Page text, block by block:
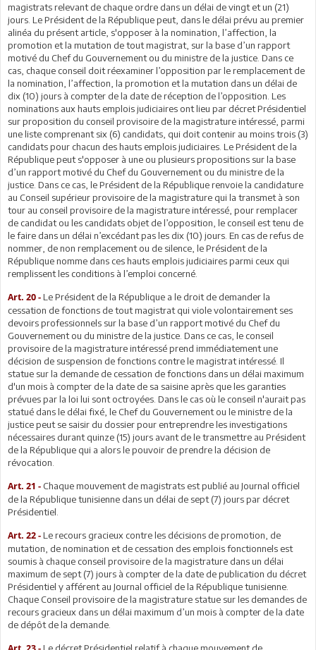
magistrats relevant de chaque ordre dans un délai de vingt et un (21)
jours. Le Président de la République peut, dans le délai prévu au premier
alinéa du présent article, s'opposer à la nomination, l’affection, la
promotion et la mutation de tout magistrat, sur la base d’un rapport
motivé du Chef du Gouvernement ou du ministre de la justice. Dans ce
cas, chaque conseil doit réexaminer l’opposition par le remplacement de
la nomination, l’affection, la promotion et la mutation dans un délai de
dix (10) jours à compter de la date de réception de l’opposition. Les
nominations aux hauts emplois judiciaires ont lieu par décret Présidentiel
sur proposition du conseil provisoire de la magistrature intéressé, parmi
une liste comprenant six (6) candidats, qui doit contenir au moins trois (3)
candidats pour chacun des hauts emplois judiciaires. Le Président de la
République peut s'opposer à une ou plusieurs propositions sur la base
d’un rapport motivé du Chef du Gouvernement ou du ministre de la
justice. Dans ce cas, le Président de la République renvoie la candidature
au Conseil supérieur provisoire de la magistrature qui la transmet à son
tour au conseil provisoire de la magistrature intéressé, pour remplacer
de candidat ou les candidats objet de l’opposition, le conseil est tenu de
le faire dans un délai n’excédant pas les dix (10) jours. En cas de refus de
nommer, de non remplacement ou de silence, le Président de la
République nomme dans ces hauts emplois judiciaires parmi ceux qui
remplissent les conditions à l’emploi concerné.
Art. 20 - Le Président de la République a le droit de demander la
cessation de fonctions de tout magistrat qui viole volontairement ses
devoirs professionnels sur la base d’un rapport motivé du Chef du
Gouvernement ou du ministre de la justice. Dans ce cas, le conseil
provisoire de la magistrature intéressé prend immédiatement une
décision de suspension de fonctions contre le magistrat intéressé. Il
statue sur la demande de cessation de fonctions dans un délai maximum
d'un mois à compter de la date de sa saisine après que les garanties
prévues par la loi lui sont octroyées. Dans le cas où le conseil n'aurait pas
statué dans le délai fixé, le Chef du Gouvernement ou le ministre de la
justice peut se saisir du dossier pour entreprendre les investigations
nécessaires durant quinze (15) jours avant de le transmettre au Président
de la République qui a alors le pouvoir de prendre la décision de
révocation.
Art. 21 - Chaque mouvement de magistrats est publié au Journal officiel
de la République tunisienne dans un délai de sept (7) jours par décret
Présidentiel.
Art. 22 - Le recours gracieux contre les décisions de promotion, de
mutation, de nomination et de cessation des emplois fonctionnels est
soumis à chaque conseil provisoire de la magistrature dans un délai
maximum de sept (7) jours à compter de la date de publication du décret
Présidentiel y afférent au Journal officiel de la République tunisienne.
Chaque Conseil provisoire de la magistrature statue sur les demandes de
recours gracieux dans un délai maximum d’un mois à compter de la date
de dépôt de la demande.